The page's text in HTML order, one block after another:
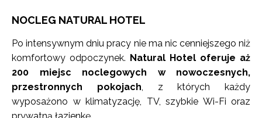
NOCLEG NATURAL HOTEL
Po intensywnym dniu pracy nie ma nic cenniejszego niż
komfortowy odpoczynek. Natural Hotel oferuje aż
200 miejsc noclegowych w nowoczesnych,
przestronnych pokojach, z których każdy
wyposażono w klimatyzację, TV, szybkie Wi-Fi oraz